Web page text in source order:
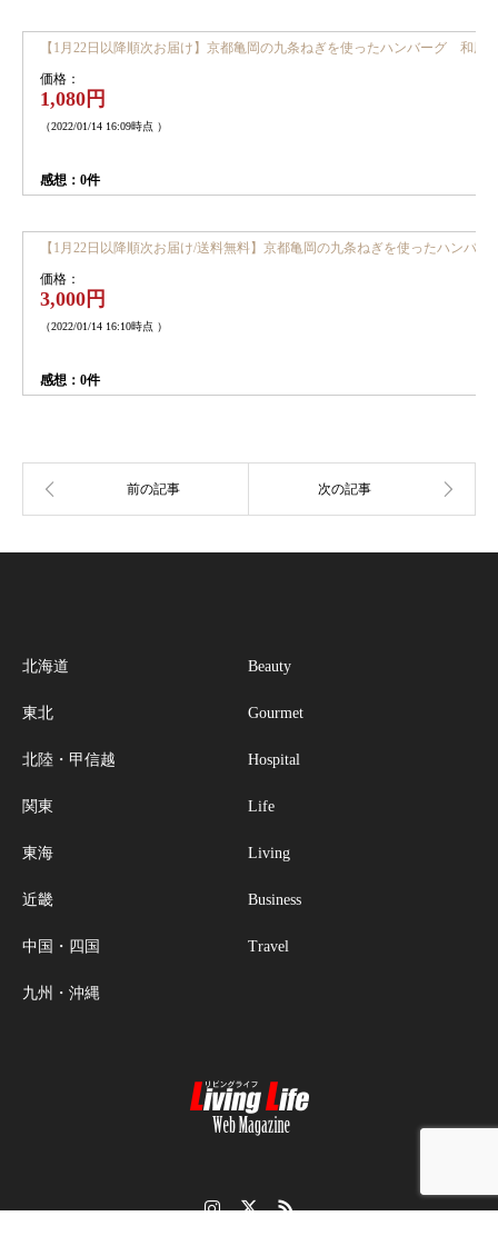
【1月22日以降順次お届け】京都亀岡の九条ねぎを使ったハンバーグ 和
価格：
1,080円
（2022/01/14 16:09時点 ）
感想：0件
【1月22日以降順次お届け/送料無料】京都亀岡の九条ねぎを使ったハン
価格：
3,000円
（2022/01/14 16:10時点 ）
感想：0件
北海道
東北
北陸・甲信越
関東
東海
近畿
中国・四国
九州・沖縄
Beauty
Gourmet
Hospital
Life
Living
Business
Travel